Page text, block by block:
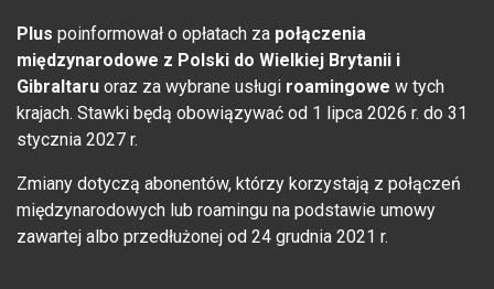
Plus poinformował o opłatach za połączenia
międzynarodowe z Polski do Wielkiej Brytanii i
Gibraltaru oraz za wybrane usługi roamingowe w tych
krajach. Stawki będą obowiązywać od 1 lipca 2026 r. do 31
stycznia 2027 r.
Zmiany dotyczą abonentów, którzy korzystają z połączeń
międzynarodowych lub roamingu na podstawie umowy
zawartej albo przedłużonej od 24 grudnia 2021 r.